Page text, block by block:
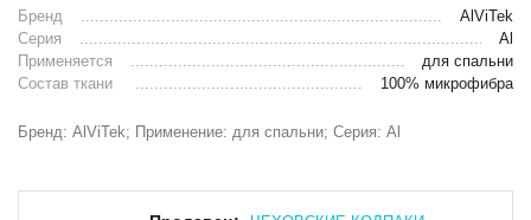
Бренд
AlViTek
Серия
Al
Применяется
для спальни
Состав ткани
100% микрофибра
Бренд: AlViTek; Применение: для спальни; Серия: Al